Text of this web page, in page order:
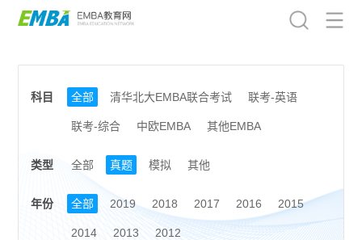
科目 全部 清华北大EMBA联合考试 联考-英语
联考-综合 中欧EMBA 其他EMBA
类型 全部 真题 模拟 其他
年份 全部 2019 2018 2017 2016 2015
2014 2013 2012